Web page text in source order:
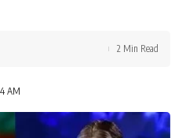
AM
2 Min Read